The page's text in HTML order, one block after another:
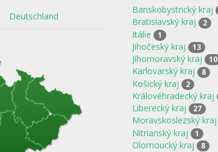
Deutschland
Banskobystrický kraj
Bratislavský kraj 2
Itálie 1
Jihočeský kraj 13
Jihomoravský kraj 10
Karlovarský kraj 8
Košický kraj 2
Královéhradecký kraj
Liberecký kraj 27
Moravskoslezský kraj
Nitrianský kraj 1
Olomoucký kraj 8